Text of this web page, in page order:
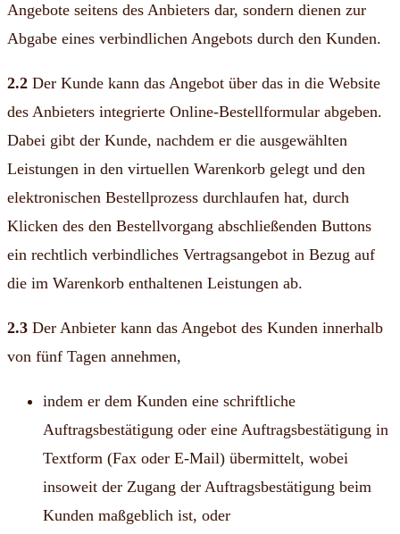
Angebote seitens des Anbieters dar, sondern dienen zur
Abgabe eines verbindlichen Angebots durch den Kunden.
2.2 Der Kunde kann das Angebot über das in die Website
des Anbieters integrierte Online-Bestellformular abgeben.
Dabei gibt der Kunde, nachdem er die ausgewählten
Leistungen in den virtuellen Warenkorb gelegt und den
elektronischen Bestellprozess durchlaufen hat, durch
Klicken des den Bestellvorgang abschließenden Buttons
ein rechtlich verbindliches Vertragsangebot in Bezug auf
die im Warenkorb enthaltenen Leistungen ab.
2.3 Der Anbieter kann das Angebot des Kunden innerhalb
von fünf Tagen annehmen,
indem er dem Kunden eine schriftliche
Auftragsbestätigung oder eine Auftragsbestätigung in
Textform (Fax oder E-Mail) übermittelt, wobei
insoweit der Zugang der Auftragsbestätigung beim
Kunden maßgeblich ist, oder